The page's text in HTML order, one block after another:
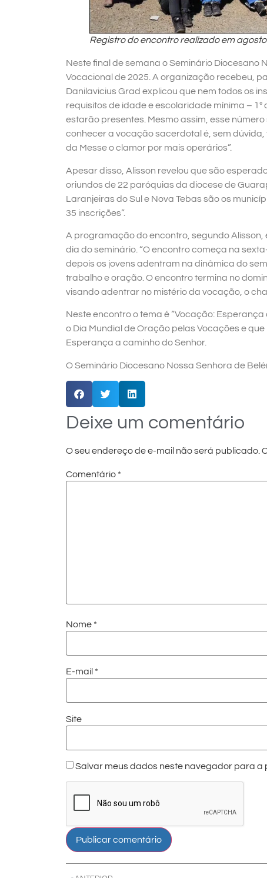
Registro do encontro realizado em
Neste final de semana o Seminário Diocesano
Vocacional de 2025. A organização recebeu,
Danilavicius Grad explicou que nem todos os
requisitos de idade e escolaridade mínima –
estarão presentes. Mesmo assim, esse
conhecer a vocação sacerdotal é, sem
da Messe o clamor por mais operários”.
Apesar disso, Alisson revelou que são
oriundos de 22 paróquias da diocese de
Laranjeiras do Sul e Nova Tebas são os
35 inscrições”.
A programação do encontro, segundo
dia do seminário. “O encontro começa na
depois os jovens adentram na dinâmica do
trabalho e oração. O encontro termina no
visando adentrar no mistério da vocação, o
Neste encontro o tema é “Vocação:
o Dia Mundial de Oração pelas Vocações e
Esperança a caminho do Senhor.
O Seminário Diocesano Nossa Senhora de
Deixe um comentário
O seu endereço de e-mail não será publicado.
Comentário *
Nome *
E-mail *
Site
Salvar meus dados neste navegador para a